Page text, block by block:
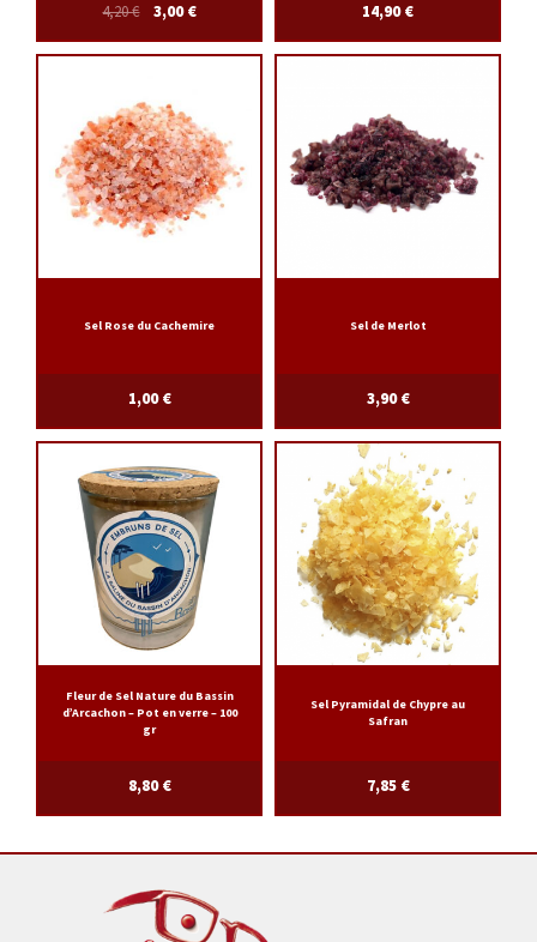
4,20€ 3,00€ 14,90€
Sel Rose du Cachemire
1,00€
Sel de Merlot
3,90€
Fleur de Sel Nature du Bassin
d’Arcachon – Pot en verre – 100
gr
8,80€
Sel Pyramidal de Chypre au
Safran
7,85 €